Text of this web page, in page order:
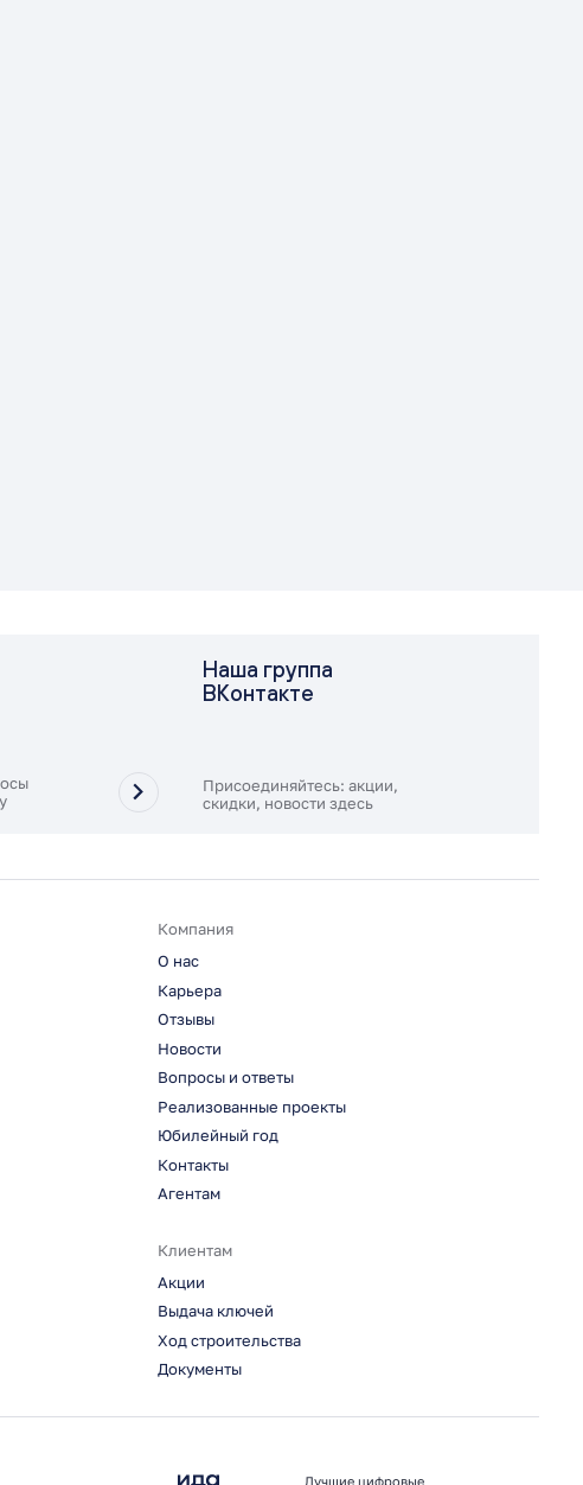
Наша группа
ВКонтакте
Присоединяйтесь: акции,
скидки, новости здесь
Компания
О нас
Карьера
Отзывы
Новости
Вопросы и ответы
Реализованные проекты
Юбилейный год
Контакты
Агентам
Клиентам
Акции
Выдача ключей
Ход строительства
Документы